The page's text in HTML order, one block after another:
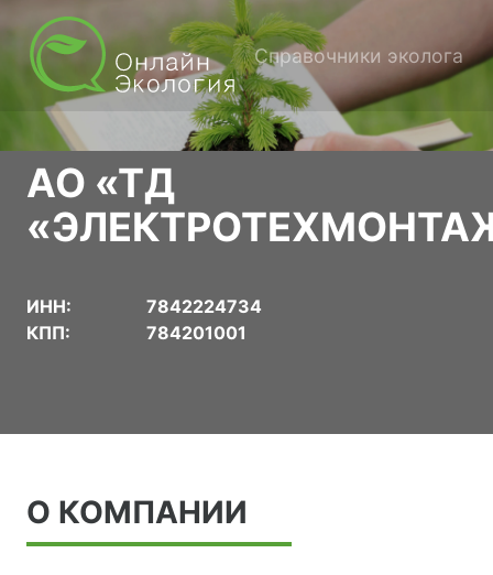
Справочники эколога
АО «ТД
ИНН:
7842224734
КПП:
784201001
О КОМПАНИИ